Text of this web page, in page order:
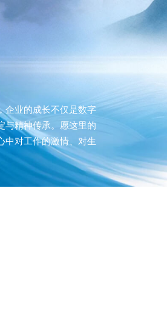
企业的成长不仅是数字
与精神传承。愿这里的
中对工作的激情、对生